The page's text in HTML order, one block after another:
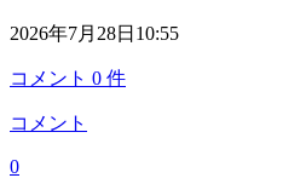
2026年7月28日10:55
コメント 0 件
コメント
0